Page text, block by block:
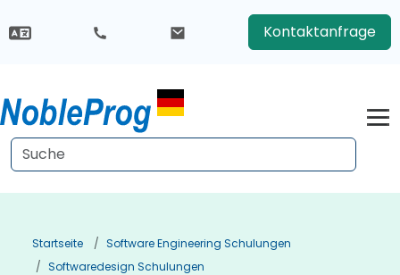
Kontaktanfrage
Startseite
Software Engineering Schulungen
Softwaredesign Schulungen